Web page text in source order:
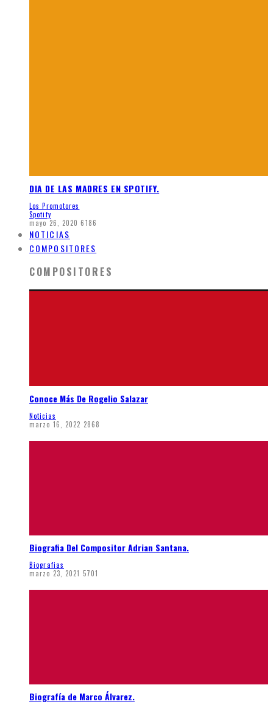
DIA DE LAS MADRES EN SPOTIFY.
Los Promotores
Spotify
mayo 26, 2020 6186
NOTICIAS
COMPOSITORES
COMPOSITORES
Conoce Más De Rogelio Salazar
Noticias
marzo 16, 2022 2868
Biografia Del Compositor Adrian Santana.
Biografias
marzo 23, 2021 5701
Biografía de Marco Álvarez.